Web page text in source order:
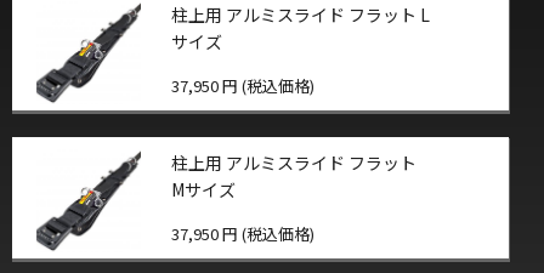
柱上用 アルミスライド フラット L
サイズ
37,950 円 (税込価格)
柱上用 アルミスライド フラット
Mサイズ
37,950 円 (税込価格)